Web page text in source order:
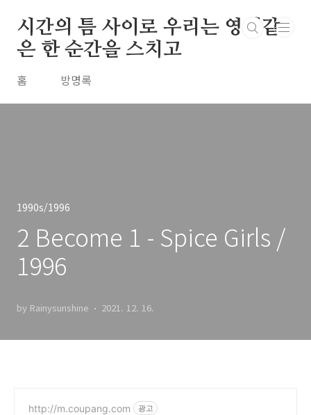
시간의 틈 사이로 우리는 영원같
은 한 순간을 스치고
홈 방명록
1990s/1996
2 Become 1 - Spice Girls /
1996
by Rainysunshine 2021. 12. 16.
http://m.coupang.com 광고